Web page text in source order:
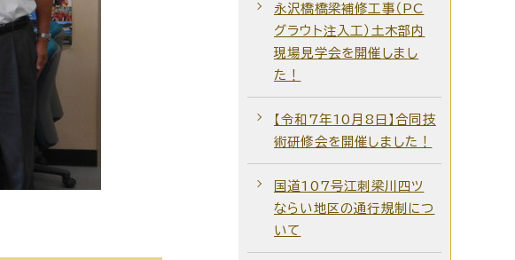
永沢橋橋梁補修工事（PC
グラウト注入工）土木部内
現場見学会を開催しまし
た！
【令和7年10月8日】合同技
術研修会を開催しました！
国道107号江刺梁川四ツ
ならい地区の通行規制につ
いて